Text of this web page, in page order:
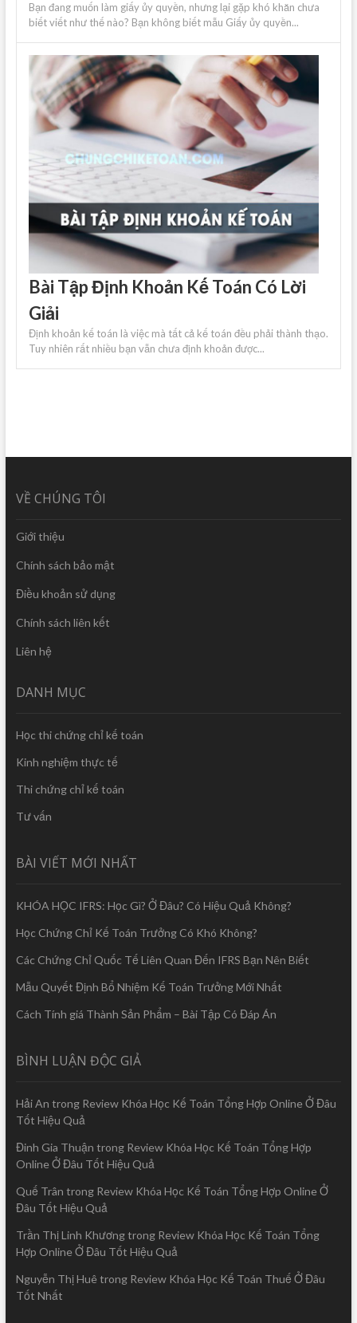
Bạn đang muốn làm giấy ủy quyền, nhưng lại gặp khó khăn chưa
biết viết như thế nào? Bạn không biết mẫu Giấy ủy quyền...
Bài Tập Định Khoản Kế Toán Có Lời
Giải
Định khoản kế toán là việc mà tất cả kế toán đều phải thành thạo.
Tuy nhiên rất nhiều bạn vẫn chưa định khoản được...
VỀ CHÚNG TÔI
Giới thiệu
Chính sách bảo mật
Điều khoản sử dụng
Chính sách liên kết
Liên hệ
DANH MỤC
Học thi chứng chỉ kế toán
Kinh nghiệm thực tế
Thi chứng chỉ kế toán
Tư vấn
BÀI VIẾT MỚI NHẤT
KHÓA HỌC IFRS: Học Gì? Ở Đâu? Có Hiệu Quả Không?
Học Chứng Chỉ Kế Toán Trưởng Có Khó Không?
Các Chứng Chỉ Quốc Tế Liên Quan Đến IFRS Bạn Nên Biết
Mẫu Quyết Định Bổ Nhiệm Kế Toán Trưởng Mới Nhất
Cách Tính giá Thành Sản Phẩm – Bài Tập Có Đáp Án
BÌNH LUẬN ĐỘC GIẢ
Hải An trong Review Khóa Học Kế Toán Tổng Hợp Online Ở Đâu
Tốt Hiệu Quả
Đinh Gia Thuận trong Review Khóa Học Kế Toán Tổng Hợp
Online Ở Đâu Tốt Hiệu Quả
Quế Trân trong Review Khóa Học Kế Toán Tổng Hợp Online Ở
Đâu Tốt Hiệu Quả
Trần Thị Linh Khươngtrong Review Khóa Học Kế Toán Tổng
Hợp Online Ở Đâu Tốt Hiệu Quả
Nguyễn Thị Huêtrong Review Khóa Học Kế Toán Thuế Ở Đâu
Tốt Nhất